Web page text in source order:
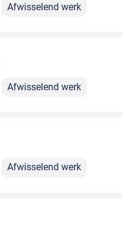
Afwisselend werk
Afwisselend werk
Afwisselend werk